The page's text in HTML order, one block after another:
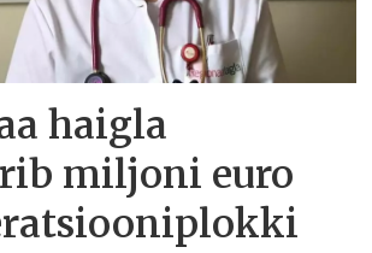
haigla
miljoni euro